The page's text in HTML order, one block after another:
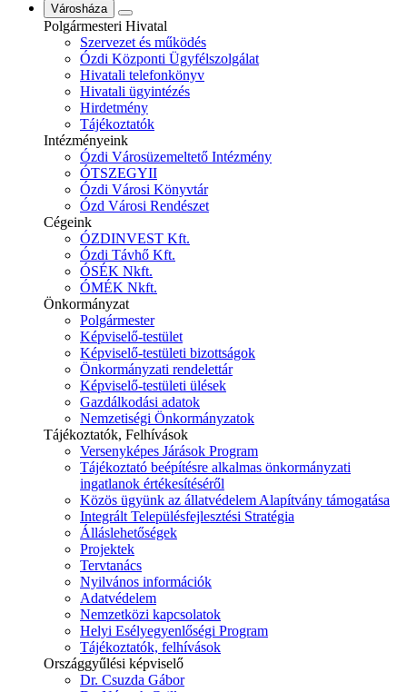
Városháza
Polgármesteri Hivatal
Szervezet és működés
Ózdi Központi Ügyfélszolgálat
Hivatali telefonkönyv
Hivatali ügyintézés
Hirdetmény
Tájékoztatók
Intézményeink
Ózdi Városüzemeltető Intézmény
ÓTSZEGYII
Ózdi Városi Könyvtár
Ózd Városi Rendészet
Cégeink
ÓZDINVEST Kft.
Ózdi Távhő Kft.
ÓSÉK Nkft.
ÓMÉK Nkft.
Önkormányzat
Polgármester
Képviselő-testület
Képviselő-testületi bizottságok
Önkormányzati rendelettár
Képviselő-testületi ülések
Gazdálkodási adatok
Nemzetiségi Önkormányzatok
Tájékoztatók, Felhívások
Versenyképes Járások Program
Tájékoztató beépítésre alkalmas önkormányzati
ingatlanok értékesítéséről
Közös ügyünk az állatvédelem Alapítvány támogatása
Integrált Településfejlesztési Stratégia
Álláslehetőségek
Projektek
Tervtanács
Nyilvános információk
Adatvédelem
Nemzetközi kapcsolatok
Helyi Esélyegyenlőségi Program
Tájékoztatók, felhívások
Országgyűlési képviselő
Dr. Csuzda Gábor